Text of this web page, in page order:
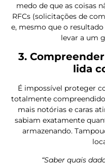
medo de que as coisas
RFCs (solicitações de
e, mesmo que o
levar a um
3.
lida
É impossível proteger
totalmente
mais notórias e caras
sabiam exatamente
armazenando.
“Saber quais